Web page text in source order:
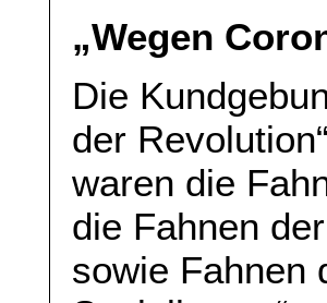
„Wegen
Die
der
waren die
die Fahnen
sowie Fahnen